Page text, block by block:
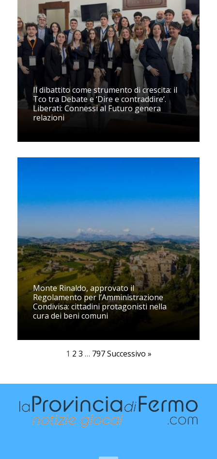
Il dibattito come strumento di crescita: il
Tco tra Debate e ‘Dire e contraddire’.
Liberati: Connessi al Futuro genera
relazioni
Monte Rinaldo, approvato il
Regolamento per l’Amministrazione
Condivisa: cittadini protagonisti nella
cura dei beni comuni
1 2 3 … 797 Successivo »